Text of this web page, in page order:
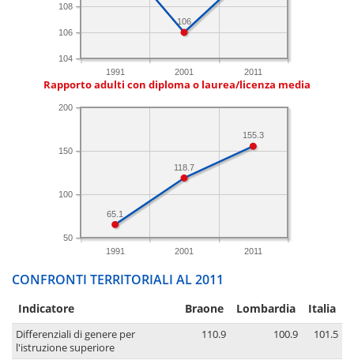
1991 2001 2011
104
106
108
106
Rapporto adulti con diploma o laurea/licenza media
1991 2001 2011
50
100
150
200
155.3
118.7
65.1
CONFRONTI TERRITORIALI AL 2011
Indicatore Braone Lombardia Italia
Differenziali di genere per
l'istruzione superiore
110.9 100.9 101.5